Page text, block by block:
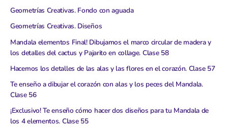
Geometrías Creativas. Fondo con aguada
Geometrías Creativas. Diseños
Mandala elementos Final! Dibujamos el marco circular de madera y
los detalles del cactus y Pajarito en collage. Clase 58
Hacemos los detalles de las alas y las flores en el corazón. Clase 57
Te enseño a dibujar el corazón con alas y los peces del Mandala.
Clase 56
¡Exclusivo! Te enseño cómo hacer dos diseños para tu Mandala de
los 4 elementos. Clase 55